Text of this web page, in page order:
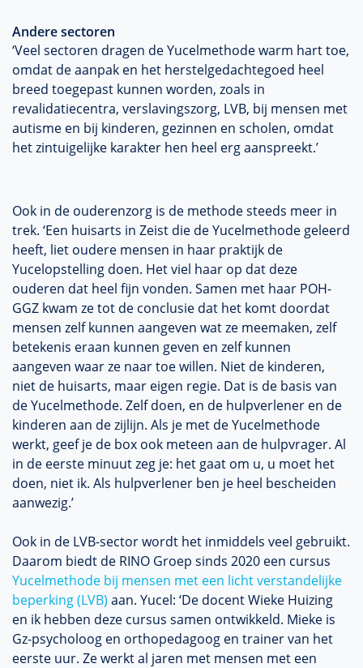
Andere sectoren
‘Veel sectoren dragen de Yucelmethode warm hart toe,
omdat de aanpak en het herstelgedachtegoed heel
breed toegepast kunnen worden, zoals in
revalidatiecentra, verslavingszorg, LVB, bij mensen met
autisme en bij kinderen, gezinnen en scholen, omdat
het zintuigelijke karakter hen heel erg aanspreekt.’
Ook in de ouderenzorg is de methode steeds meer in
trek. ‘Een huisarts in Zeist die de Yucelmethode geleerd
heeft, liet oudere mensen in haar praktijk de
Yucelopstelling doen. Het viel haar op dat deze
ouderen dat heel fijn vonden. Samen met haar POH-
GGZ kwam ze tot de conclusie dat het komt doordat
mensen zelf kunnen aangeven wat ze meemaken, zelf
betekenis eraan kunnen geven en zelf kunnen
aangeven waar ze naar toe willen. Niet de kinderen,
niet de huisarts, maar eigen regie. Dat is de basis van
de Yucelmethode. Zelf doen, en de hulpverlener en de
kinderen aan de zijlijn. Als je met de Yucelmethode
werkt, geef je de box ook meteen aan de hulpvrager. Al
in de eerste minuut zeg je: het gaat om u, u moet het
doen, niet ik. Als hulpverlener ben je heel bescheiden
aanwezig.’
Ook in de LVB-sector wordt het inmiddels veel gebruikt.
Daarom biedt de RINO Groep sinds 2020 een cursus
Yucelmethode bij mensen met een licht verstandelijke
beperking (LVB) aan. Yucel: ‘De docent Wieke Huizing
en ik hebben deze cursus samen ontwikkeld. Mieke is
Gz-psycholoog en orthopedagoog en trainer van het
eerste uur. Ze werkt al jaren met mensen met een